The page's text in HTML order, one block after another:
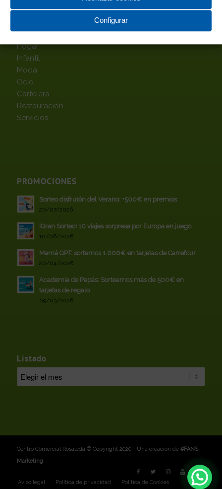
Configurar
Complementos
Hipermercado
Hogar
Infantil
Moda
Ocio
Cartelera
Restauración
Servicios
PROMOCIONES
Sorteo disfrutón del Verano: +500€ en premios
20/07/2026
¡Gran Sorteo! 10 viajes sorpresa por Europa en juego
10/06/2026
Mamá GPT: sortemos 1.000€ en tarjetas de Carrefour
20/04/2026
Academia de Papás: Sorteamos más de 500€ en
tarjetas de regalo
09/03/2026
Listado
Centro Comercial Rosaleda © Copyright 2020 - Una creación de #FANS
Marketing
Aviso legal Política de privacidad Política de Cookies